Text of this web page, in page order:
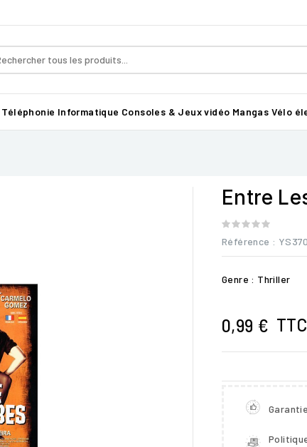
Téléphonie Informatique Consoles & Jeux vidéo Mangas Vélo
Entre
Référence :
Genre : Thriller
0,99 € TTC